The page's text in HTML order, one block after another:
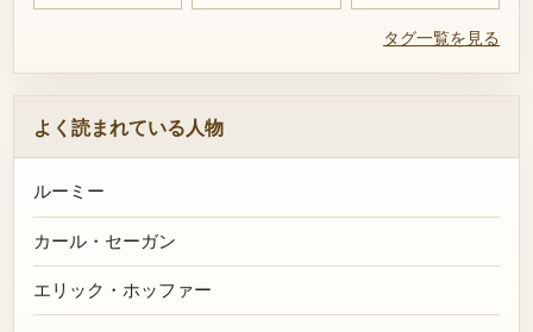
タグ一覧を見る
よく読まれている人物
ルーミー
カール・セーガン
エリック・ホッファー